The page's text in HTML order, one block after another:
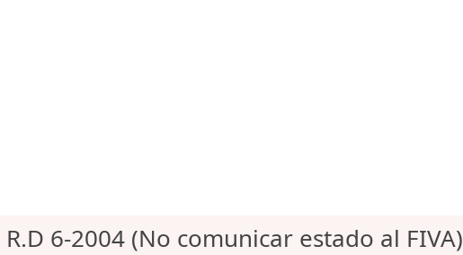
6-2004 (No comunicar estado al FIVA)